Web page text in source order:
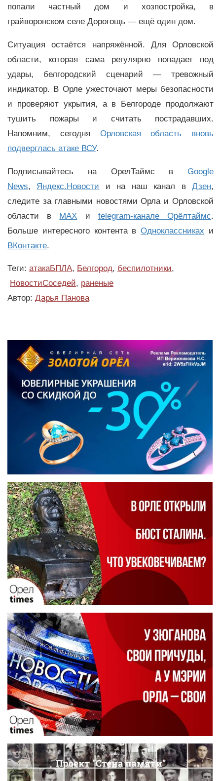
попали частный дом и хозпостройка, в
грайворонском селе Дорогощь — ещё один дом.
Ситуация остаётся напряжённой. Для Орловской
области, которая сама регулярно попадает под
удары, белгородский сценарий — тревожный
индикатор. В Орле ужесточают меры безопасности
и проверяют укрытия, а в Белгороде продолжают
тушить пожары и считать пострадавших.
Напомним, сегодня Орловская область вновь
подверглась атаке ВСУ.
Подписывайтесь на ОрелТаймс в Google
News, Яндекс.Новости и на наш канал вДзен,
следите за главными новостями Орла и Орловской
области в MAX и telegram-канале Орёлтаймс.
Больше интересного контента вОдноклассниках и
ВКонтакте.
Теги: атакаБПЛА, Белгород, беспилотники,
НовостиСоседей, раненые
Автор: Дарья Панова